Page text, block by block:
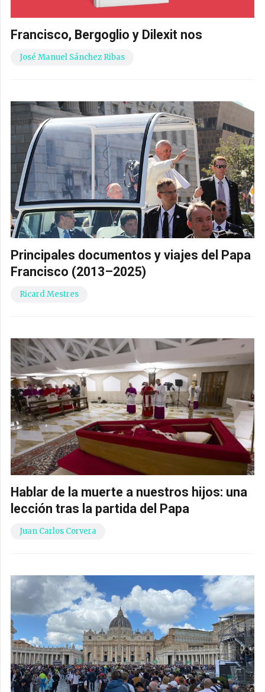
Francisco, Bergoglio y Dilexit nos
José Manuel Sánchez Ribas
Principales documentos y viajes del Papa
Francisco (2013–2025)
Ricard Mestres
Hablar de la muerte a nuestros hijos: una
lección tras la partida del Papa
Juan Carlos Corvera